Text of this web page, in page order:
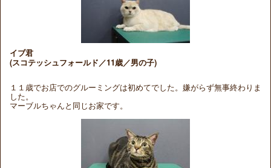
イブ君
(スコテッシュフォールド／11歳／男の子)
１１歳でお店でのグルーミングは初めてでした。嫌がらず無事終わりま
した。
マーブルちゃんと同じお家です。